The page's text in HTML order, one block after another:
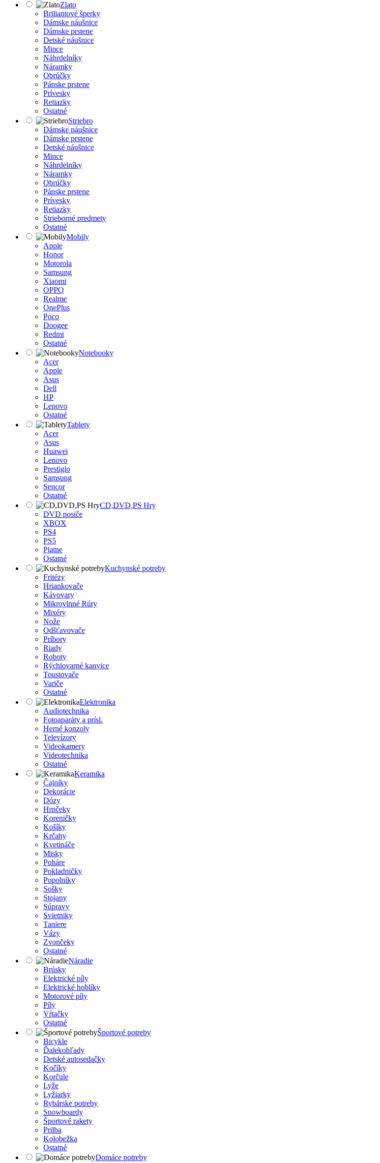
Zlato
Briliantové šperky
Dámske náušnice
Dámske prstene
Detské náušnice
Mince
Náhrdelníky
Náramky
Obrúčky
Pánske prstene
Prívesky
Retiazky
Ostatné
Striebro
Dámske náušnice
Dámske prstene
Detské náušnice
Mince
Náhrdelníky
Náramky
Obrúčky
Pánske prstene
Prívesky
Retiazky
Strieborné predmety
Ostatné
Mobily
Apple
Honor
Motorola
Samsung
Xiaomi
OPPO
Realme
OnePlus
Poco
Doogee
Redmi
Ostatné
Notebooky
Acer
Apple
Asus
Dell
HP
Lenovo
Ostatné
Tablety
Acer
Asus
Huawei
Lenovo
Prestigio
Samsung
Sencor
Ostatné
CD,DVD,PS Hry
DVD nosiče
XBOX
PS4
PS5
Platne
Ostatné
Kuchynské potreby
Fritézy
Hriankovače
Kávovary
Mikrovlnné Rúry
Mixéry
Nože
Odšťavovače
Príbory
Riady
Roboty
Rýchlovarné kanvice
Toustovače
Variče
Ostatné
Elektronika
Audiotechnika
Fotoaparáty a prísl.
Herné konzoly
Televízory
Videokamery
Videotechnika
Ostatné
Keramika
Čajníky
Dekorácie
Dózy
Hrnčeky
Koreničky
Košíky
Krčahy
Kvetináče
Misky
Poháre
Pokladničky
Popolníky
Sošky
Stojany
Súpravy
Svietniky
Taniere
Vázy
Zvončeky
Ostatné
Náradie
Brúsky
Elektrické píly
Elektrické hoblíky
Motorové píly
Píly
Vŕtačky
Ostatné
Športové potreby
Bicykle
Ďalekohľady
Detské autosedačky
Kočíky
Korčule
Lyže
Lyžiarky
Rybárske potreby
Snowboardy
Športové rakety
Prilba
Kolobežka
Ostatné
Domáce potreby